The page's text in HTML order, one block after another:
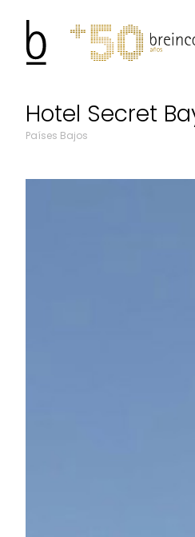
Hotel Secret
Países Bajos